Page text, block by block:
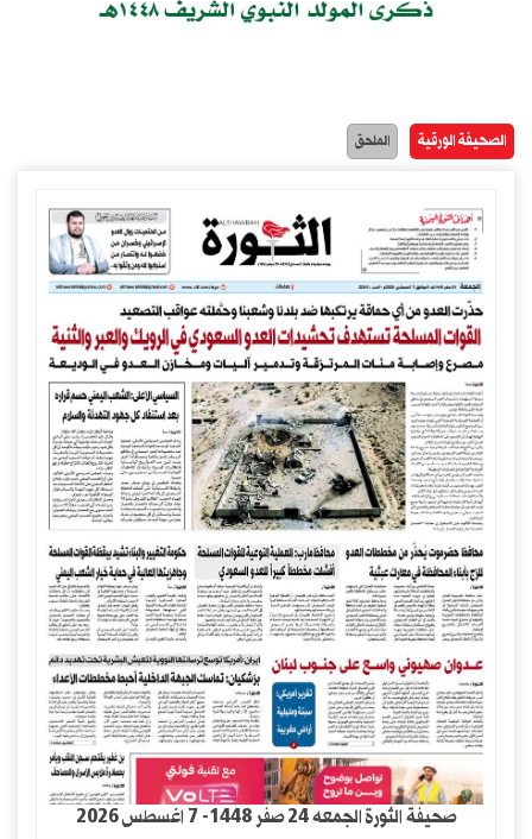
الصحيفة الورقية الملحق
صحيفة الثورة الجمعه 24 صفر 1448- 7 اغسطس 2026